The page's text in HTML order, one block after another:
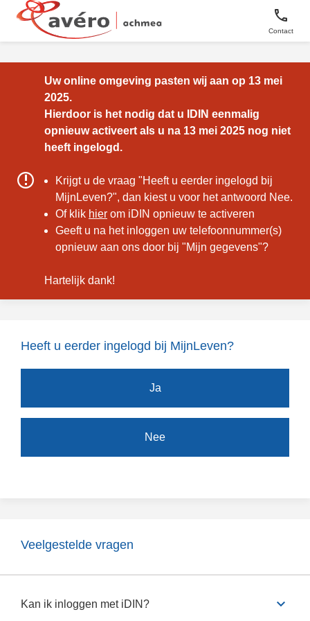
phone
Contact
warning
Uw online omgeving pasten wij aan op 13 mei
2025.
Hierdoor is het nodig dat u IDIN eenmalig
opnieuw activeert als u na 13 mei 2025 nog niet
heeft ingelogd.
Krijgt u de vraag "Heeft u eerder ingelogd bij
MijnLeven?", dan kiest u voor het antwoord Nee.
Of klik hier om iDIN opnieuw te activeren
Geeft u na het inloggen uw telefoonnummer(s)
opnieuw aan ons door bij "Mijn gegevens"?
Hartelijk dank!
Heeft u eerder ingelogd bij MijnLeven?
Ja
Nee
Veelgestelde vragen
Kan ik inloggen met iDIN? keyboard_arrow_down